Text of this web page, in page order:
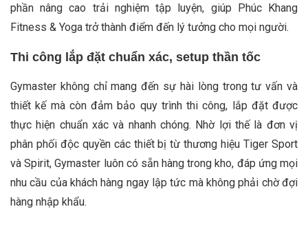
phần nâng cao trải nghiệm tập luyện, giúp Phúc Khang
Fitness & Yoga trở thành điểm đến lý tưởng cho mọi người.
Thi công lắp đặt chuẩn xác, setup thần tốc
Gymaster không chỉ mang đến sự hài lòng trong tư vấn và
thiết kế mà còn đảm bảo quy trình thi công, lắp đặt được
thực hiện chuẩn xác và nhanh chóng. Nhờ lợi thế là đơn vị
phân phối độc quyền các thiết bị từ thương hiệu Tiger Sport
và Spirit, Gymaster luôn có sẵn hàng trong kho, đáp ứng mọi
nhu cầu của khách hàng ngay lập tức mà không phải chờ đợi
hàng nhập khẩu.